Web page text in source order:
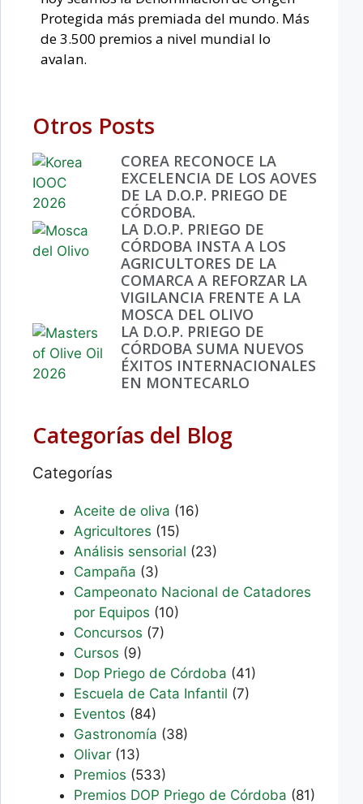
Protegida más premiada del mundo. Más
de 3.500 premios a nivel mundial lo
avalan.
Otros Posts
COREA RECONOCE LA
EXCELENCIA DE LOS AOVES
DE LA D.O.P. PRIEGO DE
CÓRDOBA.
LA D.O.P. PRIEGO DE
CÓRDOBA INSTA A LOS
AGRICULTORES DE LA
COMARCA A REFORZAR LA
VIGILANCIA FRENTE A LA
MOSCA DEL OLIVO
LA D.O.P. PRIEGO DE
CÓRDOBA SUMA NUEVOS
ÉXITOS INTERNACIONALES
EN MONTECARLO
Categorías del Blog
Categorías
Aceite de oliva (16)
Agricultores (15)
Análisis sensorial (23)
Campaña (3)
Campeonato Nacional de Catadores
por Equipos (10)
Concursos (7)
Cursos (9)
Dop Priego de Córdoba (41)
Escuela de Cata Infantil (7)
Eventos (84)
Gastronomía (38)
Olivar (13)
Premios (533)
Premios DOP Priego de Córdoba (81)